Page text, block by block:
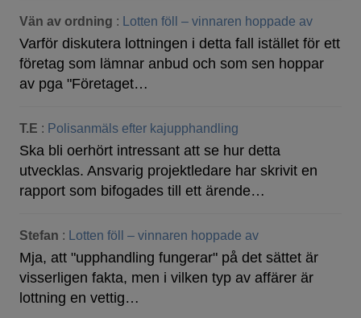
Vän av ordning : Lotten föll – vinnaren hoppade av
Varför diskutera lottningen i detta fall istället för ett
företag som lämnar anbud och som sen hoppar
av pga "Företaget…
T.E : Polisanmäls efter kajupphandling
Ska bli oerhört intressant att se hur detta
utvecklas. Ansvarig projektledare har skrivit en
rapport som bifogades till ett ärende…
Stefan : Lotten föll – vinnaren hoppade av
Mja, att "upphandling fungerar" på det sättet är
visserligen fakta, men i vilken typ av affärer är
lottning en vettig…